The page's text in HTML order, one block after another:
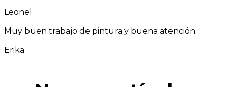
Leonel
Muy buen trabajo de pintura y buena atención.
Erika